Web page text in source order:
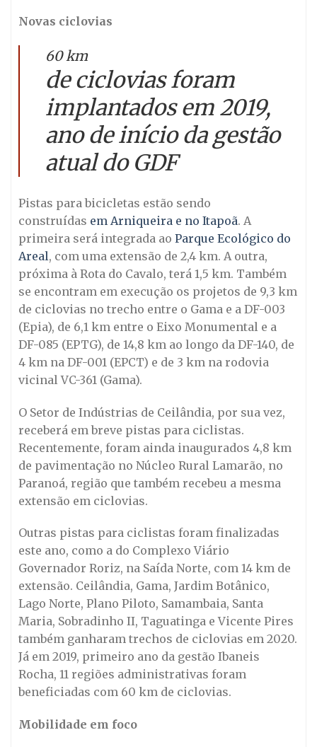
Novas ciclovias
60 km
de ciclovias foram
implantados em 2019,
ano de início da gestão
atual do GDF
Pistas para bicicletas estão sendo
construídas em Arniqueira e no Itapoã. A
primeira será integrada ao Parque Ecológico do
Areal, com uma extensão de 2,4 km. A outra,
próxima à Rota do Cavalo, terá 1,5 km. Também
se encontram em execução os projetos de 9,3 km
de ciclovias no trecho entre o Gama e a DF-003
(Epia), de 6,1 km entre o Eixo Monumental e a
DF-085 (EPTG), de 14,8 km ao longo da DF-140, de
4 km na DF-001 (EPCT) e de 3 km na rodovia
vicinal VC-361 (Gama).
O Setor de Indústrias de Ceilândia, por sua vez,
receberá em breve pistas para ciclistas.
Recentemente, foram ainda inaugurados 4,8 km
de pavimentação no Núcleo Rural Lamarão, no
Paranoá, região que também recebeu a mesma
extensão em ciclovias.
Outras pistas para ciclistas foram finalizadas
este ano, como a do Complexo Viário
Governador Roriz, na Saída Norte, com 14 km de
extensão. Ceilândia, Gama, Jardim Botânico,
Lago Norte, Plano Piloto, Samambaia, Santa
Maria, Sobradinho II, Taguatinga e Vicente Pires
também ganharam trechos de ciclovias em 2020.
Já em 2019, primeiro ano da gestão Ibaneis
Rocha, 11 regiões administrativas foram
beneficiadas com 60 km de ciclovias.
Mobilidade em foco